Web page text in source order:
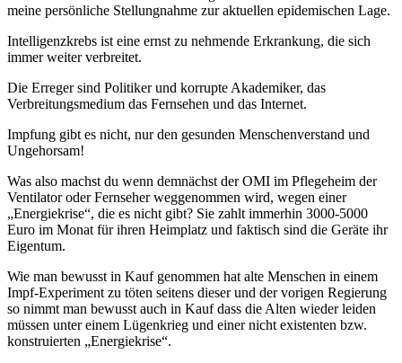
meine persönliche Stellungnahme zur aktuellen epidemischen Lage.
Intelligenzkrebs ist eine ernst zu nehmende Erkrankung, die sich
immer weiter verbreitet.
Die Erreger sind Politiker und korrupte Akademiker, das
Verbreitungsmedium das Fernsehen und das Internet.
Impfung gibt es nicht, nur den gesunden Menschenverstand und
Ungehorsam!
Was also machst du wenn demnächst der OMI im Pflegeheim der
Ventilator oder Fernseher weggenommen wird, wegen einer
„Energiekrise“, die es nicht gibt? Sie zahlt immerhin 3000-5000
Euro im Monat für ihren Heimplatz und faktisch sind die Geräte ihr
Eigentum.
Wie man bewusst in Kauf genommen hat alte Menschen in einem
Impf-Experiment zu töten seitens dieser und der vorigen Regierung
so nimmt man bewusst auch in Kauf dass die Alten wieder leiden
müssen unter einem Lügenkrieg und einer nicht existenten bzw.
konstruierten „Energiekrise“.